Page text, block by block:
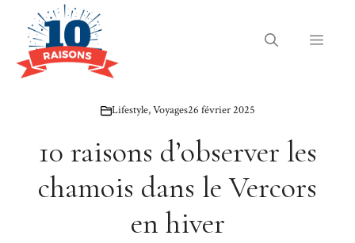
contenu
Menu
Lifestyle,Voyages26 février 2025
10 raisons d’observer les
chamois dans le Vercors
en hiver